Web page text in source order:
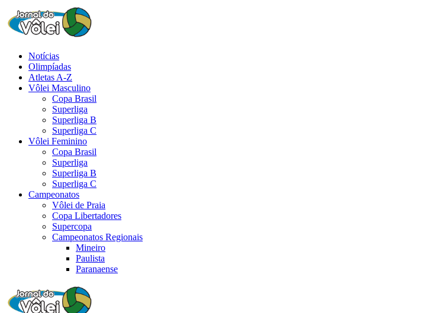
Notícias
Olimpíadas
Atletas A-Z
Vôlei Masculino
Copa Brasil
Superliga
Superliga B
Superliga C
Vôlei Feminino
Copa Brasil
Superliga
Superliga B
Superliga C
Campeonatos
Vôlei de Praia
Copa Libertadores
Supercopa
Campeonatos Regionais
Mineiro
Paulista
Paranaense